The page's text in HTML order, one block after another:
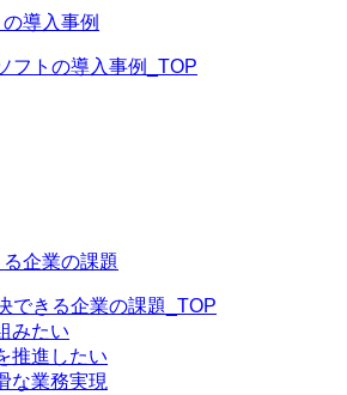
導入事例
フトの導入事例_TOP
企業の課題
できる企業の課題_TOP
みたい
推進したい
な業務実現